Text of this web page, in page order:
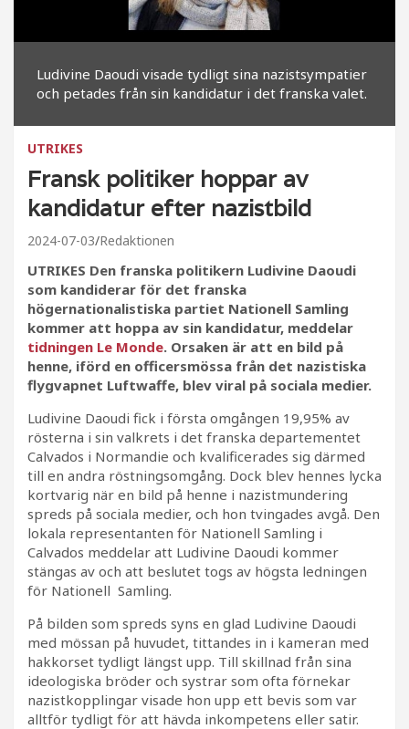
Ludivine Daoudi visade tydligt sina nazistsympatier
och petades från sin kandidatur i det franska valet.
UTRIKES
Fransk politiker hoppar av
kandidatur efter nazistbild
2024-07-03 Redaktionen
UTRIKES Den franska politikern Ludivine Daoudi
som kandiderar för det franska
högernationalistiska partiet Nationell Samling
kommer att hoppa av sin kandidatur, meddelar
tidningen Le Monde. Orsaken är att en bild på
henne, iförd en officersmössa från det nazistiska
flygvapnet Luftwaffe, blev viral på sociala medier.
Ludivine Daoudi fick i första omgången 19,95% av
rösterna i sin valkrets i det franska departementet
Calvados i Normandie och kvalificerades sig därmed
till en andra röstningsomgång. Dock blev hennes lycka
kortvarig när en bild på henne i nazistmundering
spreds på sociala medier, och hon tvingades avgå. Den
lokala representanten för Nationell Samling i
Calvados meddelar att Ludivine Daoudi kommer
stängas av och att beslutet togs av högsta ledningen
för Nationell Samling.
På bilden som spreds syns en glad Ludivine Daoudi
med mössan på huvudet, tittandes in i kameran med
hakkorset tydligt längst upp. Till skillnad från sina
ideologiska bröder och systrar som ofta förnekar
nazistkopplingar visade hon upp ett bevis som var
alltför tydligt för att hävda inkompetens eller satir.